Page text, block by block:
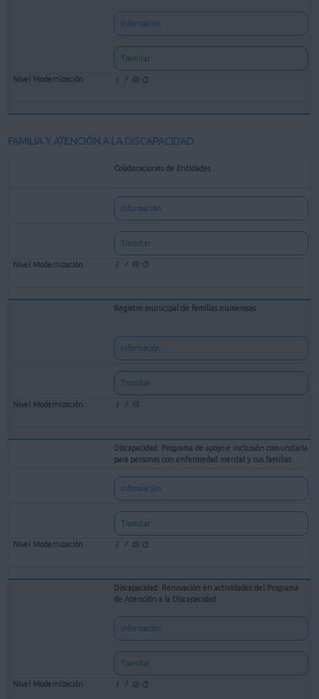
Información
Tramitar
FAMILIA Y ATENCIÓN A LA DISCAPACIDAD
Colaboraciones de Entidades
Información
Tramitar
Registro municipal de familias numerosas
Información
Tramitar
Discapacidad: Programa de apoyo e inclusión comunitaria
para personas con enfermedad mental y sus familias
Información
Tramitar
Discapacidad: Renovación en actividades del Programa
de Atención a la Discapacidad
Información
Tramitar